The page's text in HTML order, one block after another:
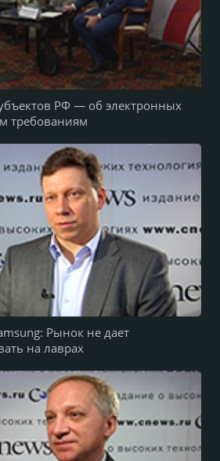
РФ — об электронных
требованиям
Рынок не дает
на лаврах